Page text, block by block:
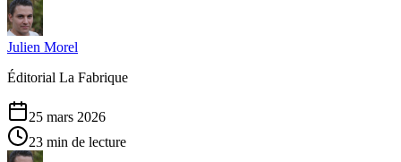
Julien Morel
Éditorial La Fabrique
25 mars 2026
23 min de lecture